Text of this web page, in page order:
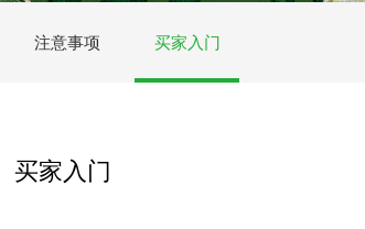
注意事项 买家入门
买家入门